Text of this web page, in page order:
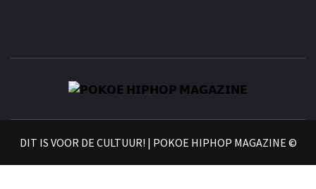
DIT IS VOOR DE CULTUUR! | POKOE HIPHOP MAGAZINE ©